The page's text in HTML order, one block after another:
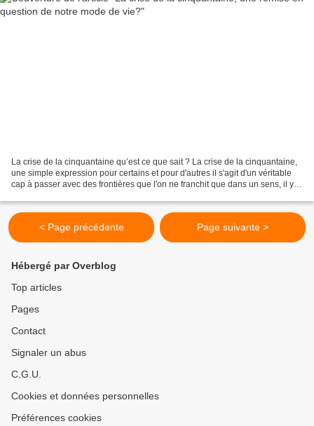
La crise de la cinquantaine qu’est ce que sait ? La crise de la cinquantaine,
une simple expression pour certains et pour d'autres il s'agit d'un véritable
cap à passer avec des frontières que l'on ne franchit que dans un sens, il y a
< Page précédente Page suivante >
Hébergé par Overblog
Top articles
Pages
Contact
Signaler un abus
C.G.U.
Cookies et données personnelles
Préférences cookies